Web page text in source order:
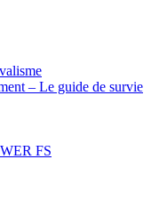
– Le guide de survie
FS